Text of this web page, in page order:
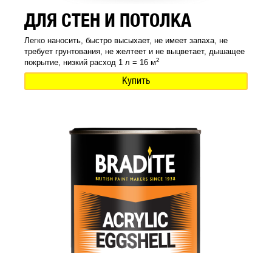
ДЛЯ СТЕН И ПОТОЛКА
Легко наносить, быстро высыхает, не имеет запаха, не
требует грунтования, не желтеет и не выцветает, дышащее
покрытие, низкий расход 1 л = 16 м2
Купить